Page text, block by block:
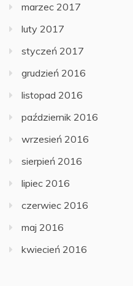
marzec 2017
luty 2017
styczeń 2017
grudzień 2016
listopad 2016
październik 2016
wrzesień 2016
sierpień 2016
lipiec 2016
czerwiec 2016
maj 2016
kwiecień 2016